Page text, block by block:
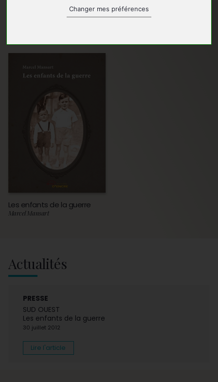
Changer mes préférences
Les enfants de la guerre
Marcel Mansart
Actualités
PRESSE
SUD OUEST
Les enfants de la guerre
30 juillet 2012
Lire l'article